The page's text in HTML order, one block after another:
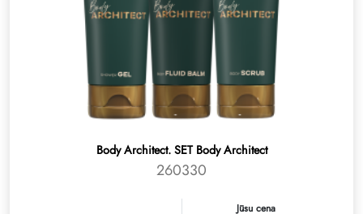
Body Architect. SET Body Architect
260330
Jūsu cena